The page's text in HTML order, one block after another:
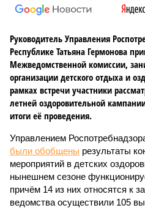
Руководитель Управления
Республике Татьяна Гермонова
Межведомственной комиссии,
организации детского отдыха и
рамках встречи участники
летней оздоровительной
итоги её проведения.
Управлением
были обобщены результаты
мероприятий в детских
нынешнем сезоне
причём 14 из них относятся к
ведомства осуществили 105